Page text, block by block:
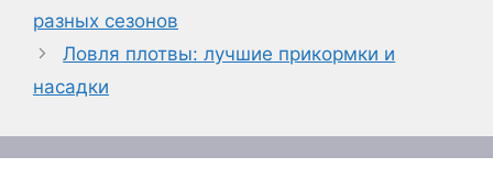
разных сезонов
Ловля плотвы: лучшие прикормки и
насадки